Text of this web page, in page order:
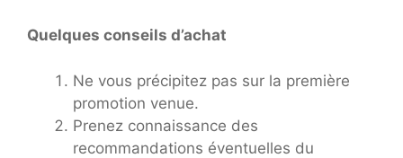
Quelques conseils d’achat
Ne vous précipitez pas sur la première
promotion venue.
Prenez connaissance des
recommandations éventuelles du